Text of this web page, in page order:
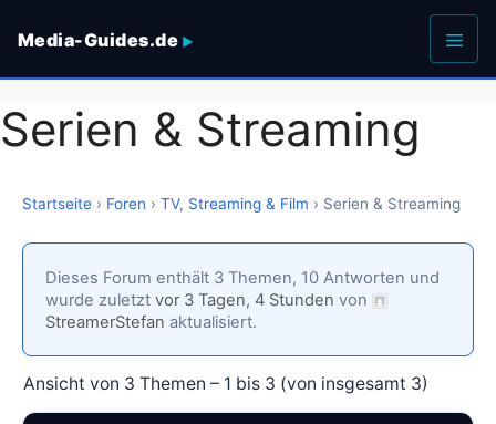
Inhalt
Media-Guides.de
Menü
Serien & Streaming
Startseite › Foren › TV, Streaming & Film › Serien & Streaming
Dieses Forum enthält 3 Themen, 10 Antworten und
wurde zuletzt vor 3 Tagen, 4 Stunden von
StreamerStefan aktualisiert.
Ansicht von 3 Themen – 1 bis 3 (von insgesamt 3)